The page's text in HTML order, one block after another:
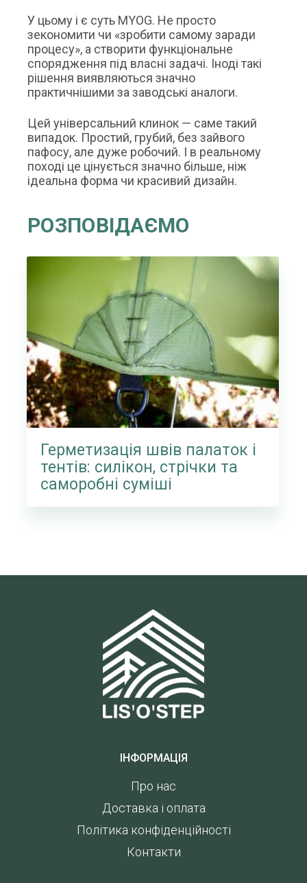
У цьому і є суть MYOG. Не просто
зекономити чи «зробити самому заради
процесу», а створити функціональне
спорядження під власні задачі. Іноді такі
рішення виявляються значно
практичнішими за заводські аналоги.
Цей універсальний клинок — саме такий
випадок. Простий, грубий, без зайвого
пафосу, але дуже робочий. І в реальному
поході це цінується значно більше, ніж
ідеальна форма чи красивий дизайн.
РОЗПОВІДАЄМО
Герметизація швів палаток і
тентів: силікон, стрічки та
саморобні суміші
ІНФОРМАЦІЯ
Про нас
Доставка і оплата
Політика конфіденційності
Контакти